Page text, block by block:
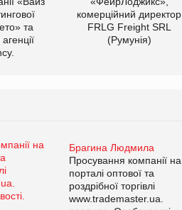
та
комерційний директор
FRLG Freight SRL
(Румунія)
Брагина Людмила
Просування компанії на
порталі оптової та
роздрібної торгівлі
www.trademaster.ua.